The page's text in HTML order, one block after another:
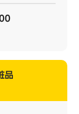
品